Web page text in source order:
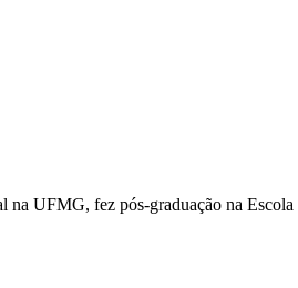
na UFMG, fez pós-graduação na